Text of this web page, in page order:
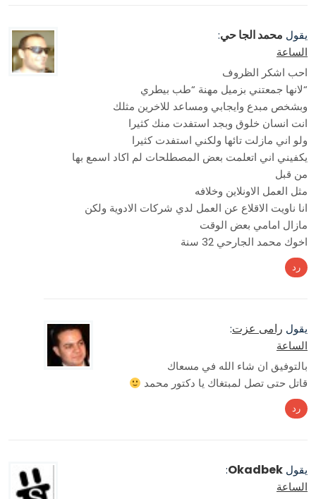
يقول محمد الجا حي:
الساعة
احب اشكر الظروف
“لانها جمعتني بزميل مهنة “طب بيطري
وبشخص مبدع وايجابي ومساعد للاخرين مثلك
انت انسان خلوق وبجد استفدت منك كثيرا
ولو اني مازلت تائها ولكني استفدت كثيرا
يكفيني اني اتعلمت بعض المصطلحات لم اكاد اسمع بها
من قبل
مثل العمل الاونلاين وخلافه
انا ناويت الاقلاع عن العمل لدي شركات الادوية ولكن
مازال امامي بعض الوقت
اخوك محمد الجارحي 32 سنة
رد
يقول رامى عزت:
الساعة
بالتوفيق ان شاء الله في مسعاك
قاتل حتى تصل لمبتغاك يا دكتور محمد
رد
يقول Okadbek
:
الساعة